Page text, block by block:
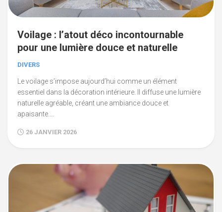
Voilage : l’atout déco incontournable
pour une lumière douce et naturelle
DIVERS
Le voilage s’impose aujourd’hui comme un élément
essentiel dans la décoration intérieure. Il diffuse une lumière
naturelle agréable, créant une ambiance douce et
apaisante....
26 JANVIER 2026